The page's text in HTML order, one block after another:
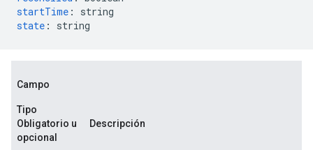
startTime :
string
state : string
Campo
Tipo
Obligatorio u
opcional
Descripción